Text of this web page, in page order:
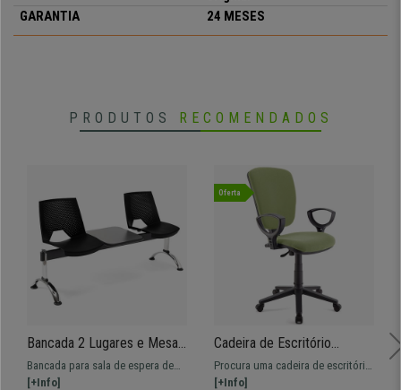
GARANTIA
24 MESES
PRODUTOS RECOMENDADOS
Bancada 2 Lugares e Mesa,
ENZO, Estructura Metálica,
Em Plástico, Cor Preto
Bancada para sala de espera de
158x50 cm com estructura
[+Info]
Oferta
Cadeira de Escritório
CALIPSO, Encosto Ajustável,
Em Pano, Cor Verde
Procura uma cadeira de escritório
a um preço imbatível? A CALIPSO
[+Info]